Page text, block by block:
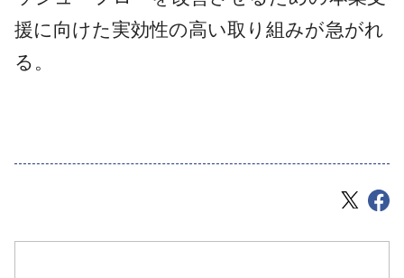
援に向けた実効性の高い取り組みが急がれ
る。